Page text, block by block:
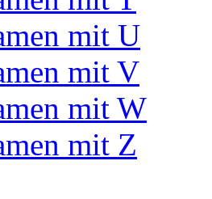
mit U
mit V
mit W
mit Z